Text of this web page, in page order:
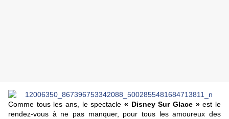
Comme tous les ans, le spectacle « Disney Sur Glace »est le
rendez-vous à ne pas manquer, pour tous les amoureux des